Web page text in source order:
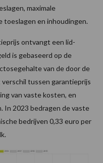
maximale
en inhoudingen.
ontvangt een lid-
is gebaseerd op de
van de door de
tussen garantieprijs
van vaste kosten, en
In 2023 bedragen de vaste
bedrijven 0,33 euro per